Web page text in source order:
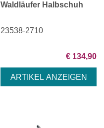
Waldläufer Halbschuh
23538-2710
€ 134,90